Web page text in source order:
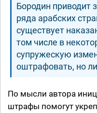
Бородин приводит
ряда арабских
существует
том числе в
супружескую
оштрафовать, но
По мысли автора
штрафы помогут